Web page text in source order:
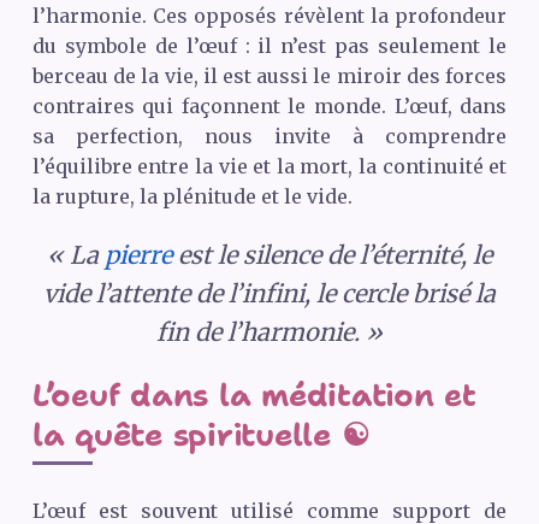
l’harmonie. Ces opposés révèlent la profondeur
du symbole de l’œuf : il n’est pas seulement le
berceau de la vie, il est aussi le miroir des forces
contraires qui façonnent le monde. L’œuf, dans
sa perfection, nous invite à comprendre
l’équilibre entre la vie et la mort, la continuité et
la rupture, la plénitude et le vide.
« La pierreest le silence de l’éternité, le
vide l’attente de l’infini, le cercle brisé la
fin de l’harmonie. »
L’oeuf dans la méditation et
la quête spirituelle ☯️
L’œuf est souvent utilisé comme support de